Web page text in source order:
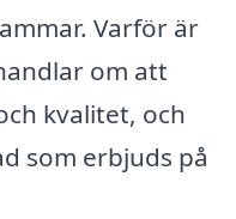
Varför är
om att
kvalitet, och
som erbjuds på